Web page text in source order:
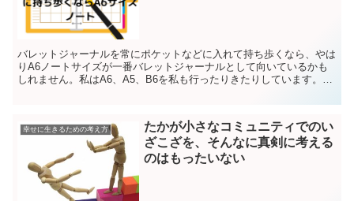
バレットジャーナルを常にポケットなどに入れて持ち歩くなら、やは
りA6ノートサイズが一番バレットジャーナルとして向いているかも
しれません。私はA6、A5、B6を私も行ったりきたりしています。A6
幸せに生きるための考え方
たかが小さなコミュニティでのい
ざこざを、そんなに真剣に考える
のはもったいない